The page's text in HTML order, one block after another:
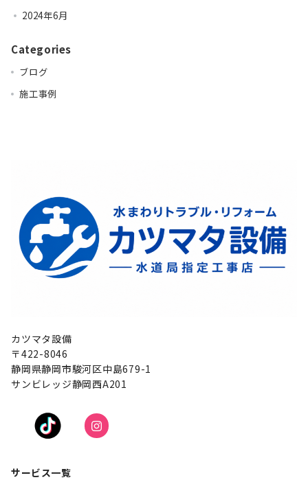
2024年6月
Categories
ブログ
施工事例
カツマタ設備
〒422-8046
静岡県静岡市駿河区中島679-1
サンビレッジ静岡西A201
サービス一覧